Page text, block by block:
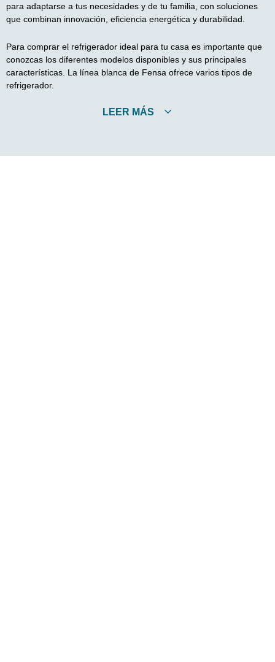
para adaptarse a tus necesidades y de tu familia, con soluciones
que combinan innovación, eficiencia energética y durabilidad.
Para comprar el refrigerador ideal para tu casa es importante que
conozcas los diferentes modelos disponibles y sus principales
características. La línea blanca de Fensa ofrece varios tipos de
refrigerador.
LEER MÁS